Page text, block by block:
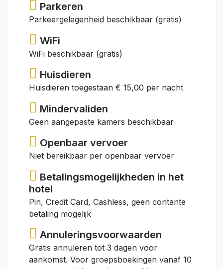
Parkeren
Parkeergelegenheid beschikbaar (gratis)
WiFi
WiFi beschikbaar (gratis)
Huisdieren
Huisdieren toegestaan € 15,00 per nacht
Mindervaliden
Geen aangepaste kamers beschikbaar
Openbaar vervoer
Niet bereikbaar per openbaar vervoer
Betalingsmogelijkheden in het
hotel
Pin, Credit Card, Cashless, geen contante
betaling mogelijk
Annuleringsvoorwaarden
Gratis annuleren tot 3 dagen voor
aankomst. Voor groepsboekingen vanaf 10